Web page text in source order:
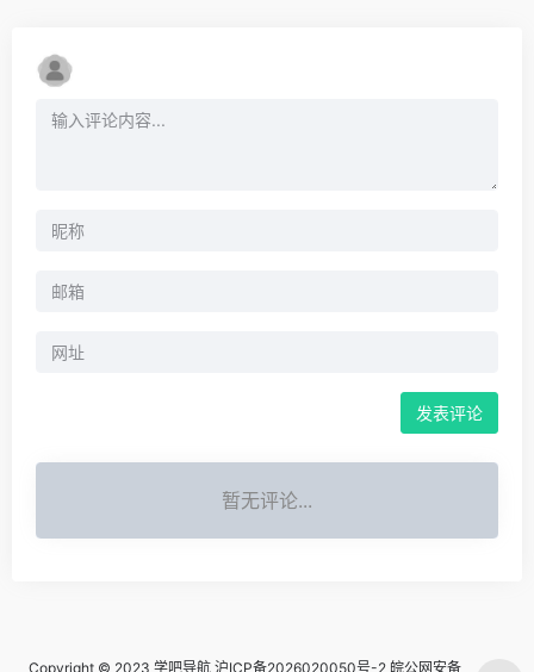
暂无评论...
Copyright © 2023 学吧导航 沪ICP备2026020050号-2 皖公网安备